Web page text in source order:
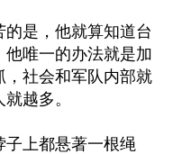
是，他就算知道台
唯一的办法就是加
社会和军队内部就
越多。
子上都悬著一根绳